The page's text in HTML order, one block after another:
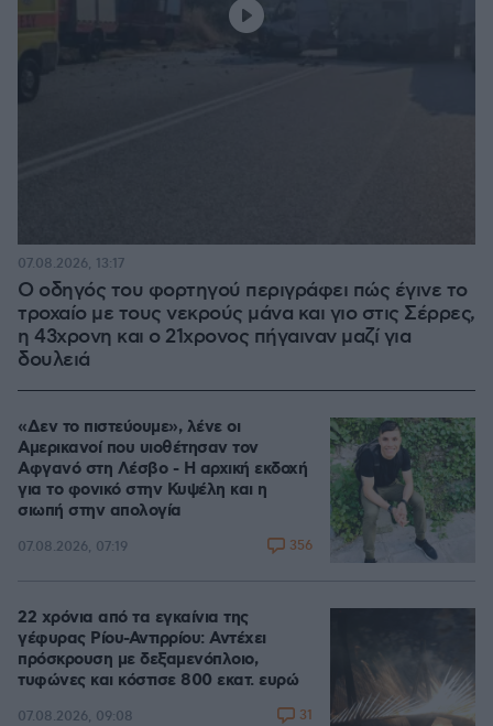
Ο οδηγός του φορτηγού περιγράφει πώς έγινε το
τροχαίο με τους νεκρούς μάνα και γιο στις Σέρρες,
η 43χρονη και ο 21χρονος πήγαιναν μαζί για
δουλειά
07.08.2026, 13:17
«Δεν το πιστεύουμε», λένε οι
Αμερικανοί που υιοθέτησαν τον
Αφγανό στη Λέσβο - Η αρχική εκδοχή
για το φονικό στην Κυψέλη και η
σιωπή στην απολογία
07.08.2026, 07:19 356
22 χρόνια από τα εγκαίνια της
γέφυρας Ρίου-Αντιρρίου: Αντέχει
πρόσκρουση με δεξαμενόπλοιο,
τυφώνες και κόστισε 800 εκατ. ευρώ
07.08.2026, 09:08 31